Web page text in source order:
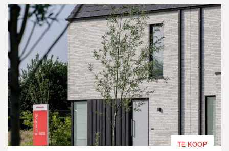
TE KOOP